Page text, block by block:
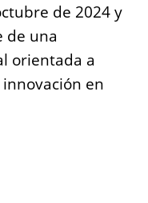
de 2024 y
de una
orientada a
en